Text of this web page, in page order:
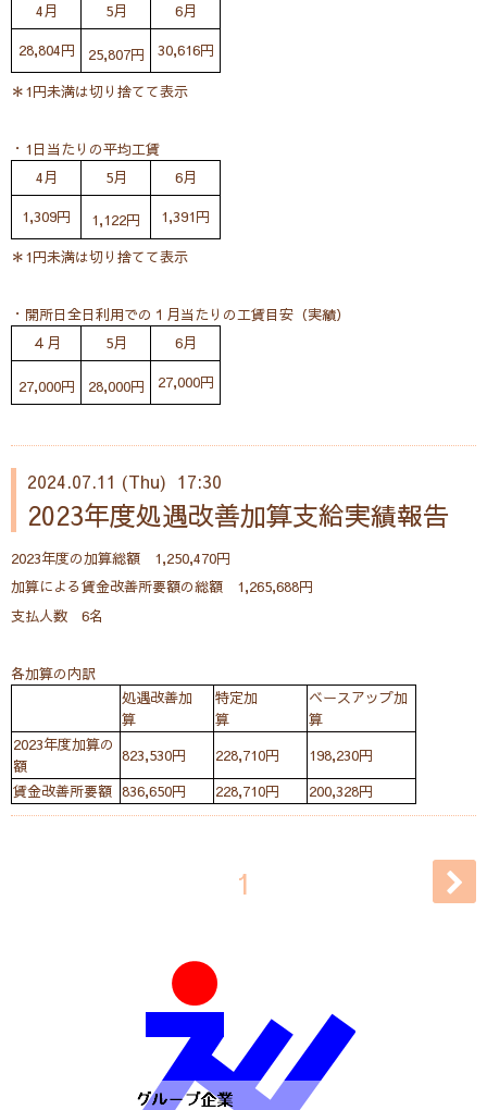
4月
5月
6月
28,804円
25,807円 30,616円
＊1円未満は切り捨てて表示
・1日当たりの平均工賃
4月
5月
6月
1,309円
1,122円 1,391円
＊1円未満は切り捨てて表示
・開所日全日利用での１月当たりの工賃目安（実績）
４月
5月 6月
27,000円 28,000円 27,000円
2024.07.11 (Thu) 17:30
2023年度処遇改善加算支給実績報告
2023年度の加算総額 1,250,470円
加算による賃金改善所要額の総額 1,265,688円
支払人数 6名
各加算の内訳
処遇改善加
算
特定加
算
ベースアップ加
算
2023年度加算の
額
823,530円 228,710円
198,230円
賃金改善所要額 836,650円 228,710円 200,328円
1